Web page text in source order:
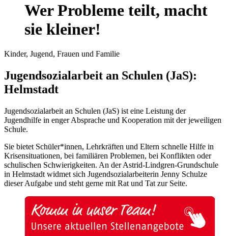
Wer Probleme teilt, macht
sie kleiner!
Kinder, Jugend, Frauen und Familie
Jugendsozialarbeit an Schulen (JaS):
Helmstadt
Jugendsozialarbeit an Schulen (JaS) ist eine Leistung der
Jugendhilfe in enger Absprache und Kooperation mit der jeweiligen
Schule.
Sie bietet Schüler*innen, Lehrkräften und Eltern schnelle Hilfe in
Krisensituationen, bei familiären Problemen, bei Konflikten oder
schulischen Schwierigkeiten. An der Astrid-Lindgren-Grundschule
in Helmstadt widmet sich Jugendsozialarbeiterin Jenny Schulze
dieser Aufgabe und steht gerne mit Rat und Tat zur Seite.